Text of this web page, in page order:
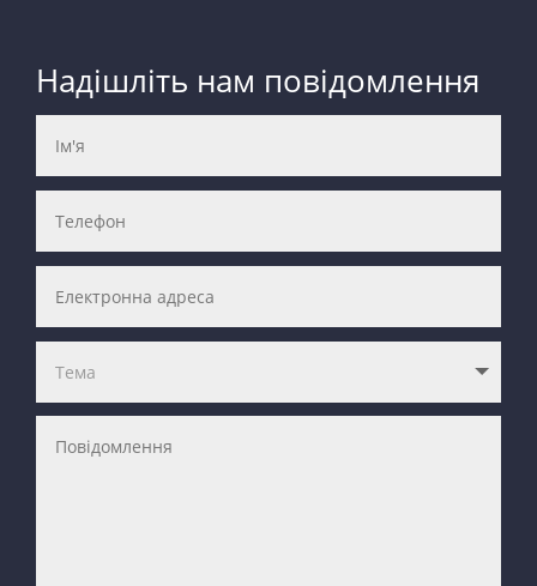
Надішліть нам повідомлення